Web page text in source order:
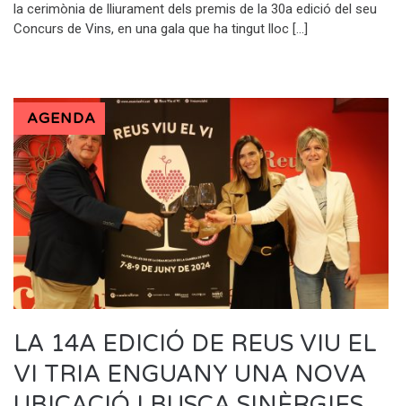
la cerimònia de lliurament dels premis de la 30a edició del seu
Concurs de Vins, en una gala que ha tingut lloc […]
AGENDA
LA 14A EDICIÓ DE REUS VIU EL
VI TRIA ENGUANY UNA NOVA